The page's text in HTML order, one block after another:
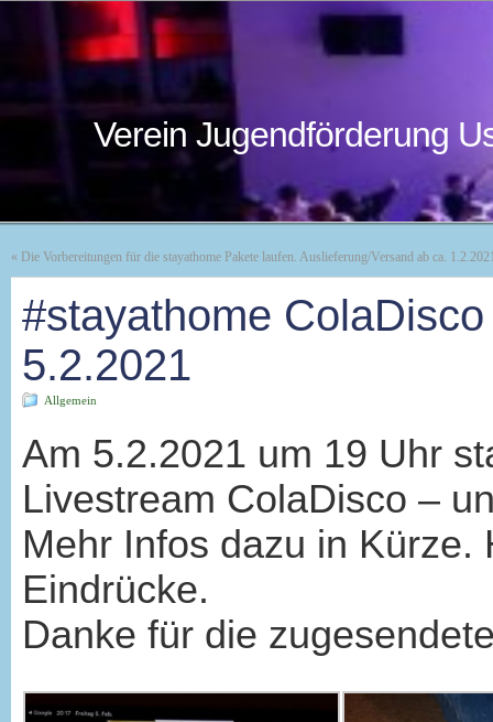
Verein Jugendförderung
« Die Vorbereitungen für die stayathome Pakete laufen. Auslieferung/Versand ab ca.
#stayathome
5.2.2021
Allgemein
Am 5.2.2021 um 19 Uhr
Livestream ColaDisco –
Mehr Infos dazu in Kürze.
Eindrücke.
Danke für die